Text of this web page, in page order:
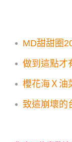
MD甜甜圈
做到這點才
櫻花海Ｘ油
致這崩壞的